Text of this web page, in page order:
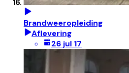
Brandweeropleiding
Aflevering
26 jul 17